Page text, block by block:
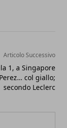
Articolo Successivo
1, a Singapore
col giallo;
secondo Leclerc